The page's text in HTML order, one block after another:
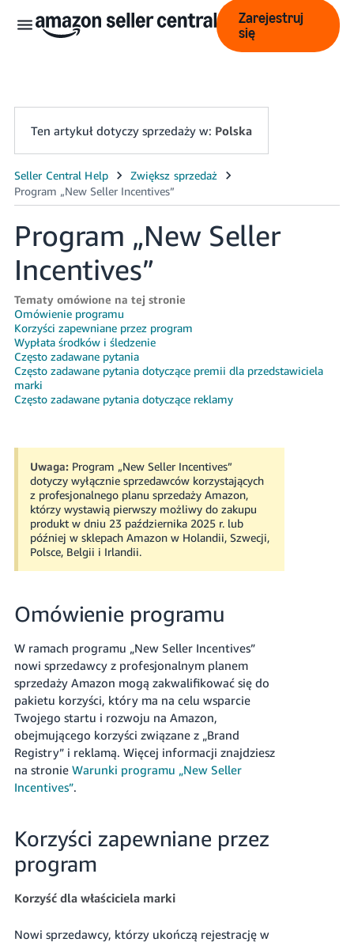
Polski
中
文
-
CN
English
- GB
Polski
- PL
Zaloguj
się
Zarejestruj
się
Zarejestruj
się
Ten artykuł dotyczy sprzedaży w: Polska
Program „New Seller
Incentives”
Tematy omówione na tej stronie
Omówienie programu
Korzyści zapewniane przez program
Wypłata środków i śledzenie
Często zadawane pytania
Często zadawane pytania dotyczące premii dla przedstawiciela
marki
Często zadawane pytania dotyczące reklamy
Uwaga: Program „New Seller Incentives”
dotyczy wyłącznie sprzedawców korzystających
z profesjonalnego planu sprzedaży Amazon,
którzy wystawią pierwszy możliwy do zakupu
produkt w dniu 23 października 2025 r. lub
później w sklepach Amazon w Holandii, Szwecji,
Polsce, Belgii i Irlandii.
Omówienie programu
W ramach programu „New Seller Incentives”
nowi sprzedawcy z profesjonalnym planem
sprzedaży Amazon mogą zakwalifikować się do
pakietu korzyści, który ma na celu wsparcie
Twojego startu i rozwoju na Amazon,
obejmującego korzyści związane z „Brand
Registry” i reklamą. Więcej informacji znajdziesz
na stronie Warunki programu „New Seller
Incentives”.
Korzyści zapewniane przez
program
Korzyść dla właściciela marki
Nowi sprzedawcy, którzy ukończą rejestrację w